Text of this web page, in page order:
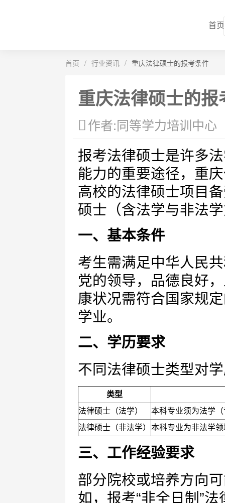
首页
首页 / 行业资讯 / 重庆法律硕士的报考条件
重庆法律硕士的报
作者:同等学力培训中心
报考法律硕士是许多
能力的重要途径，重
高校的法律硕士项目
硕士（含法学与非法
一、基本条件
考生需满足中华人民
党的领导，品德良好
康状况需符合国家规
学业。
二、学历要求
不同法律硕士类型对
类型
法律硕士（法学）
本科专业须为法学
法律硕士（非法学） 本科专业为非法学
三、工作经验要求
部分院校或培养方向
如，报考“非全日制”